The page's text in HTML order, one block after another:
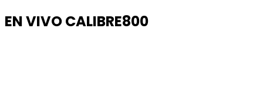
EN VIVO CALIBRE800